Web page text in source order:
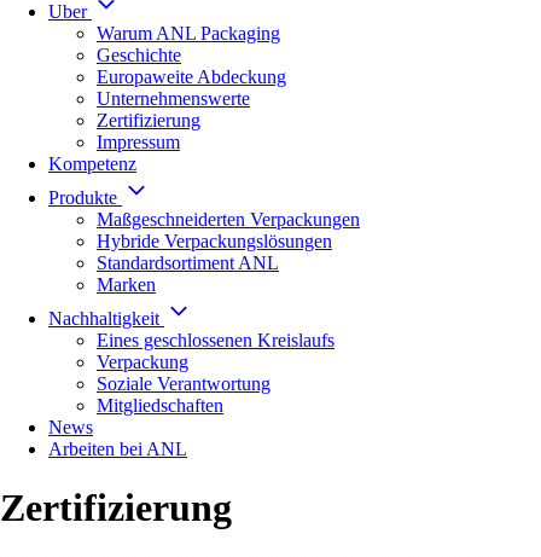
Uber
Warum ANL Packaging
Geschichte
Europaweite Abdeckung
Unternehmenswerte
Zertifizierung
Impressum
Kompetenz
Produkte
Maßgeschneiderten Verpackungen
Hybride Verpackungslösungen
Standardsortiment ANL
Marken
Nachhaltigkeit
Eines geschlossenen Kreislaufs
Verpackung
Soziale Verantwortung
Mitgliedschaften
News
Arbeiten bei ANL
Zertifizierung